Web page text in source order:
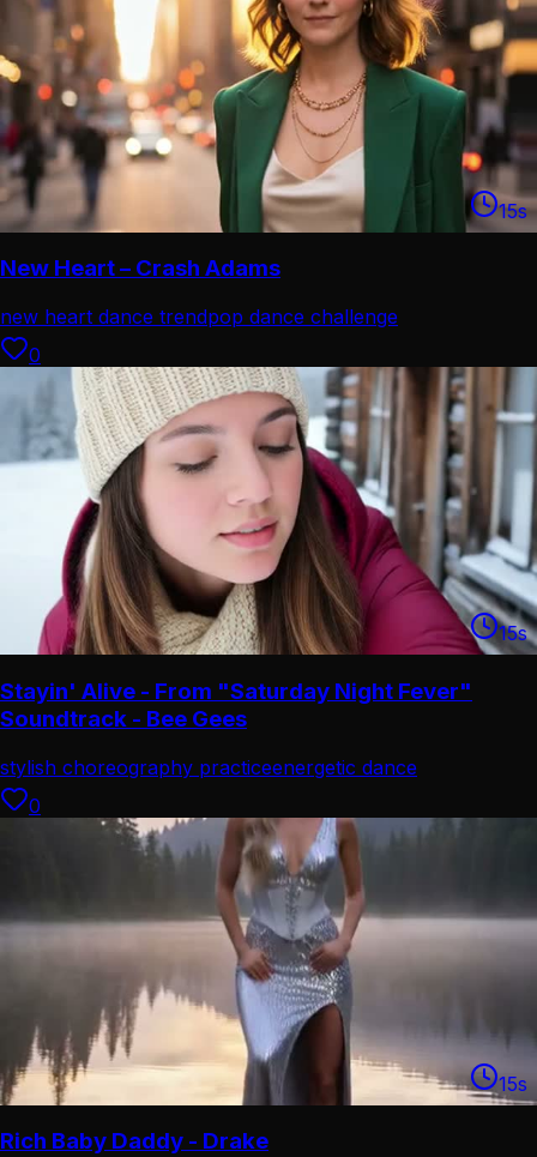
15s
New Heart – Crash Adams
new heart dance trendpop dance challenge
0
15s
Stayin' Alive - From "Saturday Night Fever"
Soundtrack - Bee Gees
stylish choreography practiceenergetic dance
performance
0
15s
Rich Baby Daddy - Drake